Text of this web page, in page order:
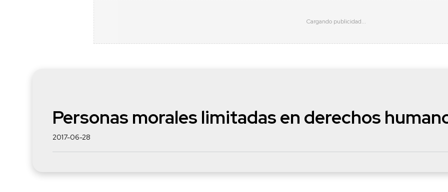
Personas morales limitadas en derechos
2017-06-28